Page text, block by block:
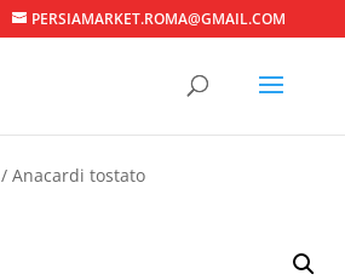
PERSIAMARKET.ROMA@GMAIL.COM
/ Anacardi tostato